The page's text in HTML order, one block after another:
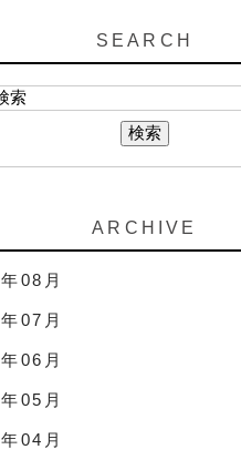
SEARCH
ARCHIVE
08月
07月
06月
05月
04月